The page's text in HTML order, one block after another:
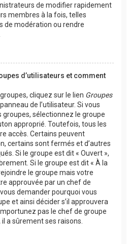
de modifier rapidement
membres à la fois, telles
de modération ou rendre
d’utilisateurs et comment
cliquez sur le lien Groupes
de l’utilisateur. Si vous
sélectionnez le groupe
approprié. Toutefois, tous les
accès. Certains peuvent
certains sont fermés et d’autres
Si le groupe est dit « Ouvert »,
Si le groupe est dit « À la
le groupe mais votre
approuvée par un chef de
demander pourquoi vous
et ainsi décider s’il approuvera
pas le chef de groupe
a sûrement ses raisons.